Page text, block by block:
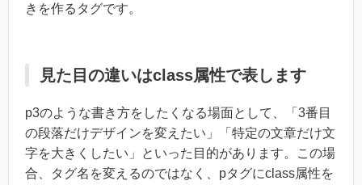
きを作るタグです。
見た目の違いはclass属性で表します
p3のような書き方をしたくなる場面として、「3番目
の段落だけデザインを変えたい」「特定の文章だけ文
字を大きくしたい」といった目的があります。この場
合、タグ名を変えるのではなく、pタグにclass属性を